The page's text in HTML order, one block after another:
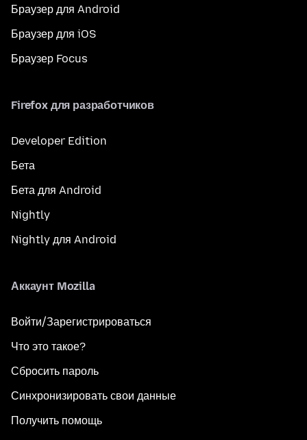
Браузер для Android
Браузер для iOS
Браузер Focus
Firefox для разработчиков
Developer Edition
Бета
Бета для Android
Nightly
Nightly для Android
Аккаунт Mozilla
Войти/Зарегистрироваться
Что это такое?
Сбросить пароль
Синхронизировать свои данные
Получить помощь